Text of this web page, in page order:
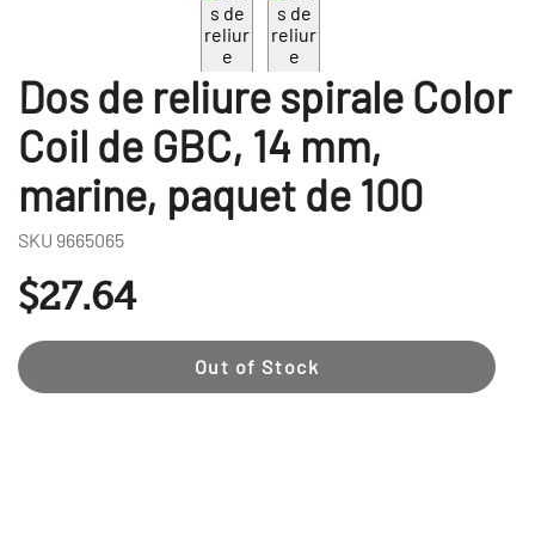
Dos de reliure spirale Color
Coil de GBC, 14 mm,
marine, paquet de 100
SKU 9665065
$27.64
Out of Stock